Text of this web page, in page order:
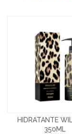
HIDRATANTE
350ML